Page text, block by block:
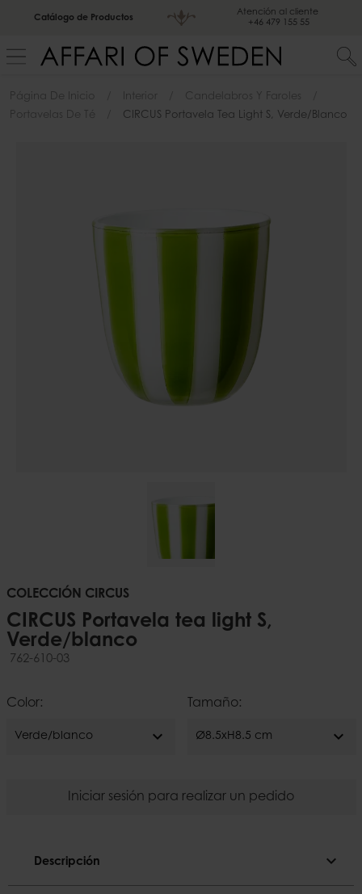
Catálogo de Productos
Atención al cliente
+46 479 155 55
Página De Inicio Interior
Candelabros Y Faroles
Portavelas De Té
CIRCUS Portavela Tea Light S, Verde/blanco
COLECCIÓN CIRCUS
CIRCUS Portavela tea light S,
Verde/blanco
762-610-03
Color:
Verde/blanco expand_more
Tamaño:
Ø8.5xH8.5 cm expand_more
Iniciar sesión para realizar un pedido
Descripción expand_more